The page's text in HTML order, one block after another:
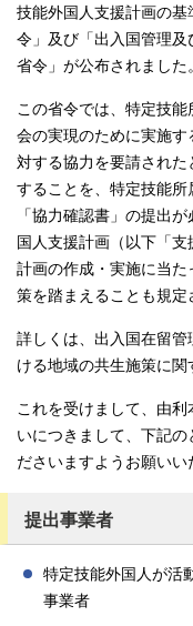
技能外国人支援計画の
令」及び「出入国管理
省令」が公布されました
この省令では、特定技
会の実現のために実施
対する協力を要請され
することを、特定技能所
「協力確認書」の提出
国人支援計画（以下「
計画の作成・実施に当
策を踏まえることも規定
詳しくは、出入国在留
ける地域の共生施策に関
これを受けまして、由
いにつきまして、下記の
ださいますようお願いい
提出事業者
特定技能外国人が活
事業者